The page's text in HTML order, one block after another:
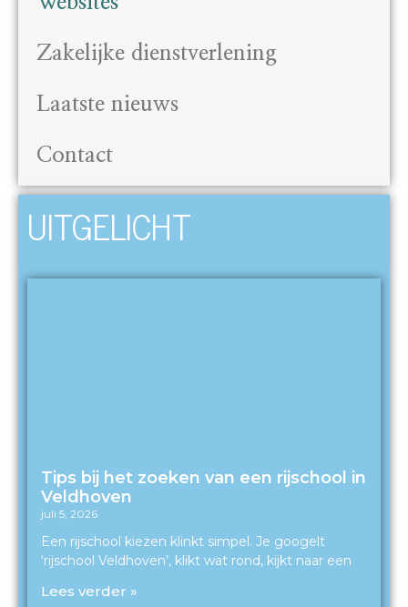
Zakelijke dienstverlening
Laatste nieuws
Contact
UITGELICHT
Tips bij het zoeken van een rijschool in
Veldhoven
juli 5, 2026
Een rijschool kiezen klinkt simpel. Je googelt
‘rijschool Veldhoven’, klikt wat rond, kijkt naar een
Lees verder »